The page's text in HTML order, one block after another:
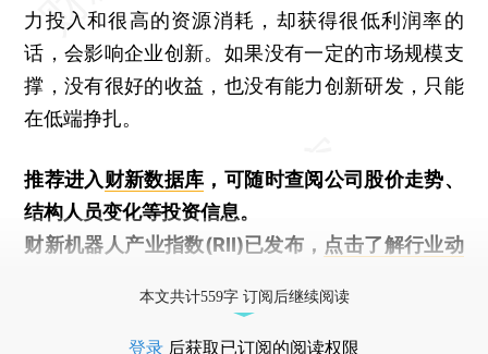
力投入和很高的资源消耗，却获得很低利润率的
话，会影响企业创新。如果没有一定的市场规模支
撑，没有很好的收益，也没有能力创新研发，只能
在低端挣扎。
推荐进入财新数据库 ，可随时查阅公司股价走势、
结构人员变化等投资信息。
财新机器人产业指数(RII)已发布， 点击了解行业动
本文共计559字 订阅后继续阅读
登录 后获取已订阅的阅读权限